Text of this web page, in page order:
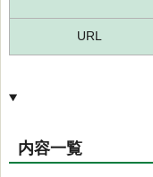
URL
内容一覧